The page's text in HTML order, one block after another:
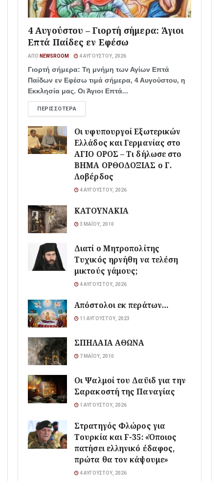
4 Αυγούστου – Γιορτή σήμερα: Άγιοι
Επτά Παίδες εν Εφέσω
ΑΠΌ NEWSROOM 4 ΑΥΓΟΎΣΤΟΥ, 2026
Γιορτή σήμερα: Τη μνήμη των Αγίων Επτά
Παίδων εν Εφέσω τιμά σήμερα, 4 Αυγούστου, η
Εκκλησία μας. Οι Άγιοι Επτά...
ΠΕΡΙΣΣΌΤΕΡΑ
Οι υφυπουργοί Εξωτερικών
Ελλάδος και Γερμανίας στο
ΑΓΙΟ ΟΡΟΣ – Τι δήλωσε στο
ΒΗΜΑ ΟΡΘΟΔΟΞΙΑΣ ο Γ.
Λοβέρδος
4 ΑΥΓΟΎΣΤΟΥ, 2026
ΚΑΤΟΥΝΑΚΙΑ
3 ΜΑΪ́ΟΥ, 2010
Διατί ο Μητροπολίτης
Τυχικός ηρνήθη να τελέση
μικτούς γάμους;
4 ΑΥΓΟΎΣΤΟΥ, 2026
Απόστολοι εκ περάτων…
11 ΑΥΓΟΎΣΤΟΥ, 2023
ΣΠΗΛΑΙΑ ΑΘΩΝΑ
7 ΜΑΪ́ΟΥ, 2010
Οι Ψαλμοί του Δαϋιδ για την
Σαρακοστή της Παναγίας
1 ΑΥΓΟΎΣΤΟΥ, 2026
Στρατηγός Φλώρος για
Τουρκία και F-35: «Όποιος
πατήσει ελληνικό έδαφος,
πρώτα θα τον κάψουμε»
4 ΑΥΓΟΎΣΤΟΥ, 2026